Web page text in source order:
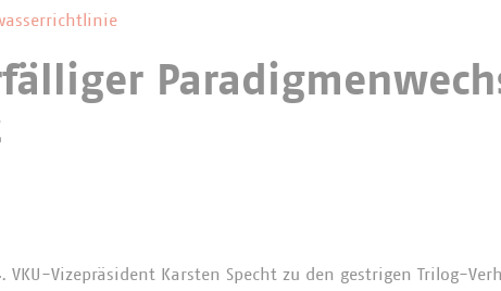
. VKU-Vizepräsident Karsten Specht zu den gestrigen Trilog-